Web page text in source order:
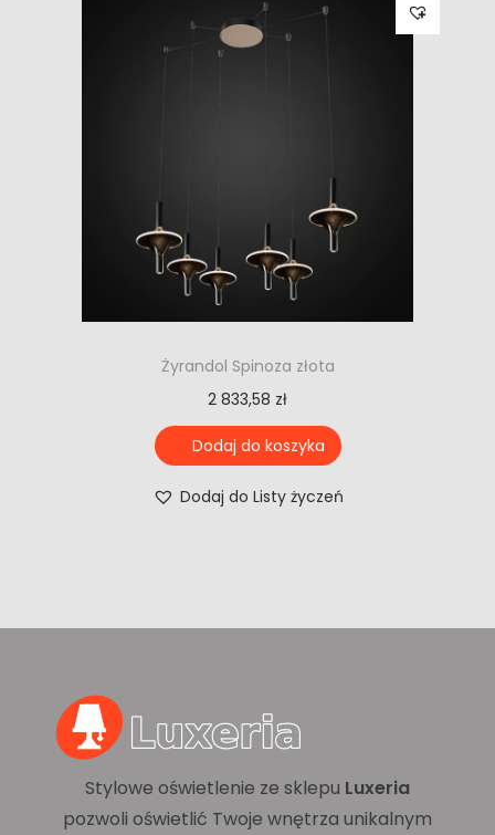
Żyrandol Spinoza złota
2 833,58 zł
Dodaj do koszyka
Dodaj do Listy życzeń
Stylowe oświetlenie ze sklepu Luxeria
pozwoli oświetlić Twoje wnętrza unikalnym